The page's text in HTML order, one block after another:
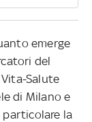
emerge
del
Salute
di Milano e
particolare la